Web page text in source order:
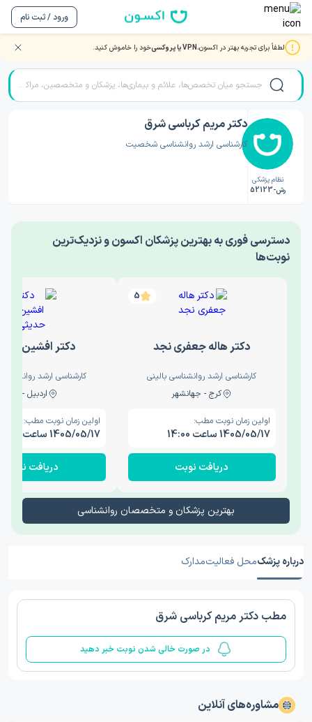
ورود / ثبت نام
لطفاً برای تجربه بهتر در اکسون،VPN یا پروکسی خود را خاموش کنید. صفحه اصلی/دکتر روانشناسی/دکتر مریم کرباسی شرق
نظام پزشکی
رش-52123
دکتر مریم کرباسی شرق
کارشناسی ارشد روانشناسی شخصیت
‎دسترسی فوری به بهترین پزشکان اکسون و نزدیک‌ترین
نوبت‌ها
5
دکتر هاله جعفری نجد
کارشناسی ارشد روانشناسی بالینی
کرج - جهانشهر
اولین زمان نوبت مطب:
1405/05/17 ساعت 14:00
دریافت نوبت
دکتر افشین
کارشناسی ارشد
اردبیل - والی
اولین زمان نوبت مطب:
1405/05/17 ساعت 15:00
دریافت نوبت
بهترین پزشکان و متخصصان روانشناسی
درباره پزشکمحل فعالیتمدارک
مطب دکتر مریم کرباسی شرق
در صورت خالی شدن نوبت خبر دهید
مشاوره‌های آنلاین